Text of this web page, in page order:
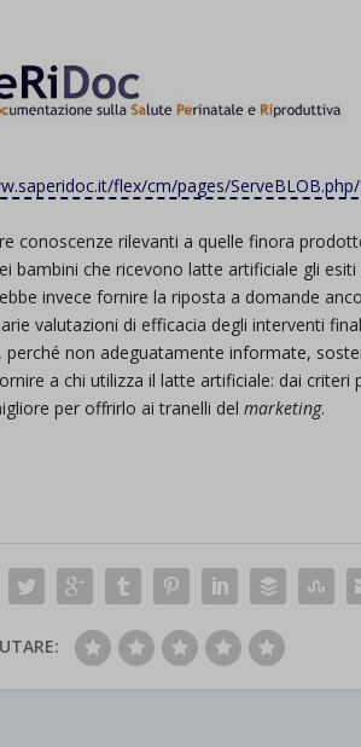
flex/cm/pages/
conoscenze rilevanti a quelle finora
bambini che ricevono latte artificiale gli
invece fornire la riposta a domande
valutazioni di efficacia degli interventi
non adeguatamente informate,
a chi utilizza il latte artificiale: dai
per offrirlo ai tranelli delmarketing.